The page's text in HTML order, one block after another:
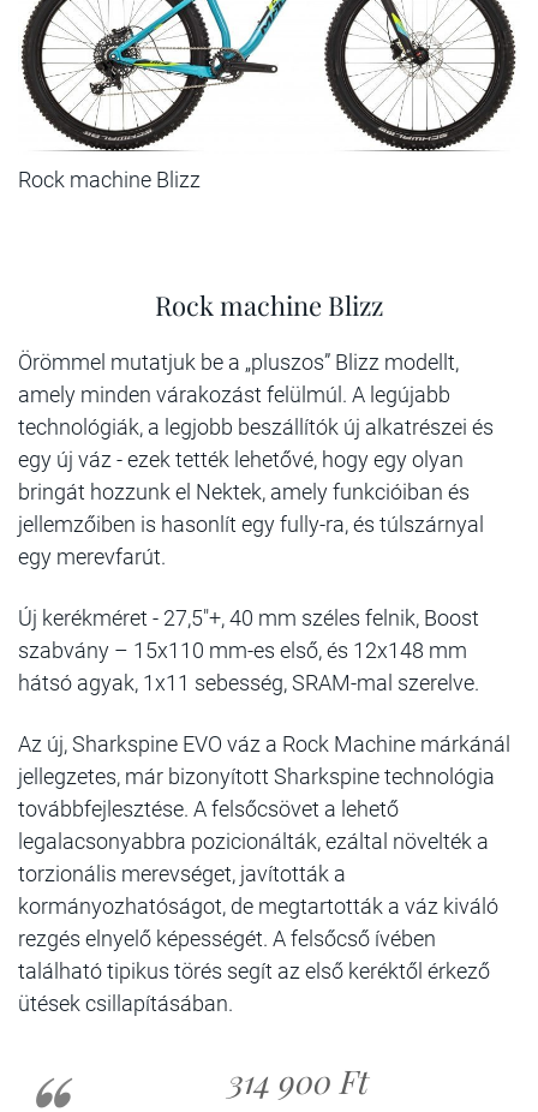
Rock machine Blizz
Rock machine Blizz
Örömmel mutatjuk be a „pluszos” Blizz modellt,
amely minden várakozást felülmúl. A legújabb
technológiák, a legjobb beszállítók új alkatrészei és
egy új váz - ezek tették lehetővé, hogy egy olyan
bringát hozzunk el Nektek, amely funkcióiban és
jellemzőiben is hasonlít egy fully-ra, és túlszárnyal
egy merevfarút.
Új kerékméret - 27,5"+, 40 mm széles felnik, Boost
szabvány – 15x110 mm-es első, és 12x148 mm
hátsó agyak, 1x11 sebesség, SRAM-mal szerelve.
Az új, Sharkspine EVO váz a Rock Machine márkánál
jellegzetes, már bizonyított Sharkspine technológia
továbbfejlesztése. A felsőcsövet a lehető
legalacsonyabbra pozicionálták, ezáltal növelték a
torzionális merevséget, javították a
kormányozhatóságot, de megtartották a váz kiváló
rezgés elnyelő képességét. A felsőcső ívében
található tipikus törés segít az első keréktől érkező
ütések csillapításában.
314 900 Ft